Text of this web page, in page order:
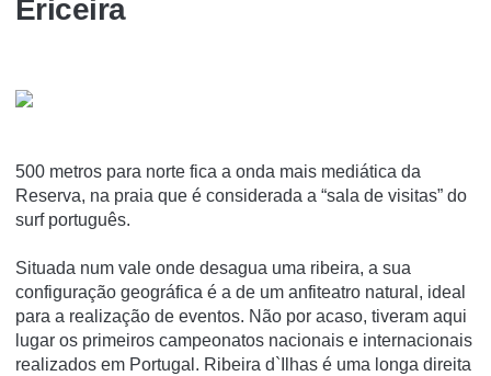
Ericeira
500 metros para norte fica a onda mais mediática da
Reserva, na praia que é considerada a “sala de visitas” do
surf português.
Situada num vale onde desagua uma ribeira, a sua
configuração geográfica é a de um anfiteatro natural, ideal
para a realização de eventos. Não por acaso, tiveram aqui
lugar os primeiros campeonatos nacionais e internacionais
realizados em Portugal. Ribeira d`Ilhas é uma longa direita